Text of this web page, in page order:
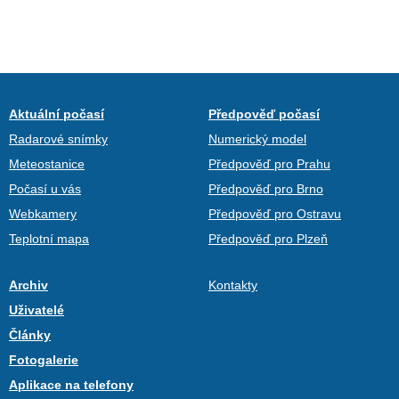
Aktuální počasí
Radarové snímky
Meteostanice
Počasí u vás
Webkamery
Teplotní mapa
Předpověď počasí
Numerický model
Předpověď pro Prahu
Předpověď pro Brno
Předpověď pro Ostravu
Předpověď pro Plzeň
Archiv
Uživatelé
Články
Fotogalerie
Aplikace na telefony
Kontakty